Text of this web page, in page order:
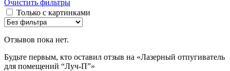
Очистить фильтры
Только с картинками
Отзывов пока нет.
Будьте первым, кто оставил отзыв на «Лазерный отпугиватель
для помещений “Луч-П”»